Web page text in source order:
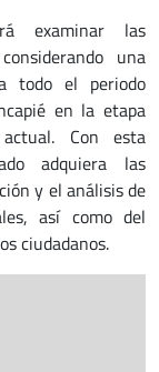
examinar las
una
todo el periodo
en la etapa
Con esta
adquiera las
y el análisis de
así como del
ciudadanos.